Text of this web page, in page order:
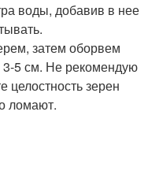
воды, добавив в нее
затем оборвем
5 см. Не рекомендую
целостность зерен
ломают.